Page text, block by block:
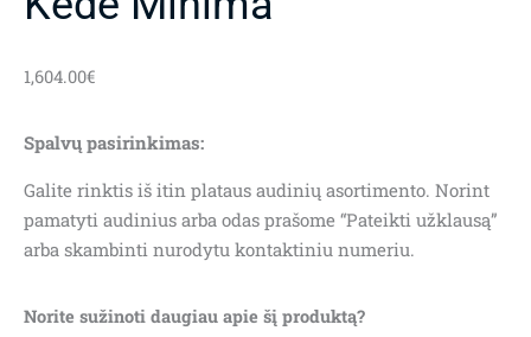
1,604.00€
Spalvų pasirinkimas:
Galite rinktis iš itin plataus audinių asortimento. Norint
pamatyti audinius arba odas prašome “Pateikti užklausą”
arba skambinti nurodytu kontaktiniu numeriu.
Norite sužinoti daugiau apie šį produktą?